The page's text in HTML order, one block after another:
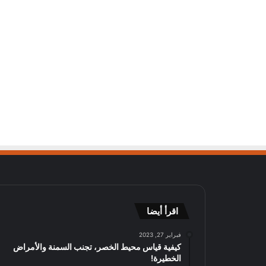
اقرأ أيضا
فبراير 27, 2023
كيفية قياس محيط الخصر، تجنب السمنة والأمراض
الخطيرة!